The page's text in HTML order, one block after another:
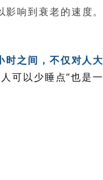
响到衰老的速度。
之间，不仅对人大
可以少睡点”也是一